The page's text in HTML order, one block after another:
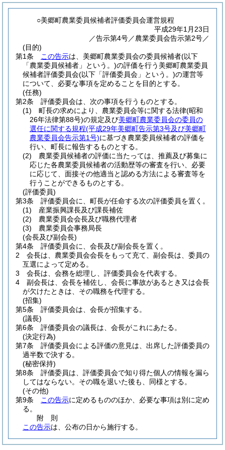
○美郷町農業委員候補者評価委員会運営規程
平成29年1月23日
／告示第4号／農業委員会告示第2号／
(目的)
第1条
この告示は、美郷町農業委員会の委員候補者(以下
「農業委員候補者」という。)の評価を行う美郷町農業委員
候補者評価委員会(以下「評価委員会」という。)の運営等
について、必要な事項を定めることを目的とする。
(任務)
第2条
評価委員会は、次の事項を行うものとする。
(1)
町長の求めにより、農業委員会等に関する法律(昭和
26年法律第88号)の規定及び美郷町農業委員会の委員の
選任に関する規程(平成29年美郷町告示第3号及び美郷町
農業委員会告示第1号)に基づき農業委員候補者の評価を
行い、町長に報告するものとする。
(2)
農業委員候補者の評価に当たっては、推薦及び募集に
応じた各農業委員候補者の活動歴等の審査を行い、必要
に応じて、面接その他適当と認める方法による審査等を
行うことができるものとする。
(評価委員)
第3条
評価委員会に、町長が任命する次の評価委員を置く。
(1)
産業振興課長及び課長補佐
(2)
農業委員会会長及び職務代理者
(3)
農業委員会事務局長
(会長及び副会長)
第4条
評価委員会に、会長及び副会長を置く。
2
会長は、農業委員会会長をもって充て、副会長は、委員の
互選によって定める。
3
会長は、会務を総理し、評価委員会を代表する。
4
副会長は、会長を補佐し、会長に事故があるとき又は会長
が欠けたときは、その職務を代理する。
(招集)
第5条
評価委員会は、会長が招集する。
(議長)
第6条
評価委員会の議長は、会長がこれにあたる。
(決定行為)
第7条
評価委員会による評価の意見は、出席した評価委員の
過半数で決する。
(秘密保持)
第8条
評価委員は、評価委員会で知り得た個人の情報を漏ら
してはならない。 その職を退いた後も、同様とする。
(その他)
第9条
この告示に定めるもののほか、必要な事項は別に定め
る。
附 則
この告示は、公布の日から施行する。